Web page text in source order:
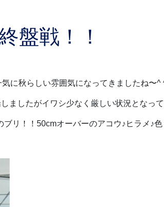
盤戦！！
に秋らしい雰囲気になってきましたね〜^
ましたがイワシ少なく厳しい状況となっ
リ！！50cmオーバーのアコウ♪ヒラメ♪